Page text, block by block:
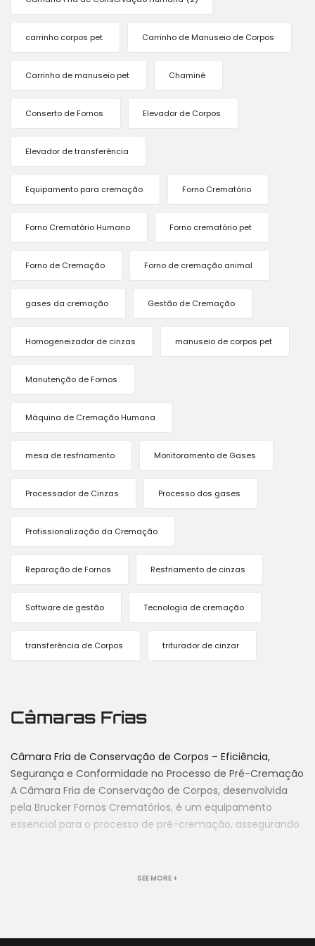
carrinho corpos pet Carrinho de Manuseio de Corpos
Carrinho de manuseio pet Chaminé
Conserto de Fornos Elevador de Corpos
Elevador de transferência
Equipamento para cremação Forno Crematório
Forno Crematório Humano Forno crematório pet
Forno de Cremação Forno de cremação animal
gases da cremação Gestão de Cremação
Homogeneizador de cinzas manuseio de corpos pet
Manutenção de Fornos
Máquina de Cremação Humana
mesa de resfriamento Monitoramento de Gases
Processador de Cinzas Processo dos gases
Profissionalização da Cremação
Reparação de Fornos Resfriamento de cinzas
Software de gestão Tecnologia de cremação
transferência de Corpos triturador de cinzar
Câmaras Frias
Câmara Fria de Conservação de Corpos – Eficiência,
Segurança e Conformidade no Processo de Pré-Cremação
A Câmara Fria de Conservação de Corpos, desenvolvida
pela Brucker Fornos Crematórios, é um equipamento
essencial para o processo de pré-cremação, assegurando
a preservação adequada dos corpos com isolamento
funerárias, clínicas veterinárias e hospitais, garante
câmara fria oferece um ambiente totalmente vedado,
SEE MORE +